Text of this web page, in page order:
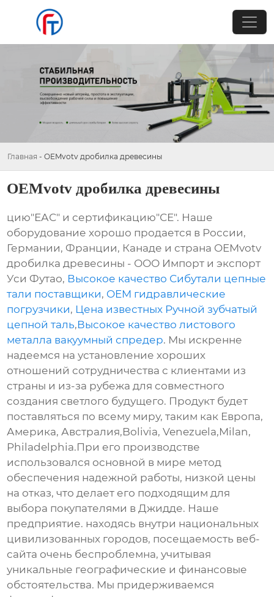
Главная - OEMvotv дробилка древесины
OEMvotv дробилка древесины
цию"ЕАС" и сертификацию"СЕ". Наше
оборудование хорошо продается в России,
Германии, Франции, Канаде и страна OEMvotv
дробилка древесины - ООО Импорт и экспорт
Уси Футао, Высокое качество Сибутали цепные
тали поставщики, OEM гидравлические
погрузчики, Цена известных Ручной зубчатый
цепной таль,Высокое качество листового
металла вакуумный спредер. Мы искренне
надеемся на установление хороших
отношений сотрудничества с клиентами из
страны и из-за рубежа для совместного
создания светлого будущего. Продукт будет
поставляться по всему миру, таким как Европа,
Америка, Австралия,Bolivia, Venezuela,Milan,
Philadelphia.При его производстве
использовался основной в мире метод
обеспечения надежной работы, низкой цены
на отказ, что делает его подходящим для
выбора покупателями в Джидде. Наше
предприятие. находясь внутри национальных
цивилизованных городов, посещаемость веб-
сайта очень беспроблемна, учитывая
уникальные географические и финансовые
обстоятельства. Мы придерживаемся